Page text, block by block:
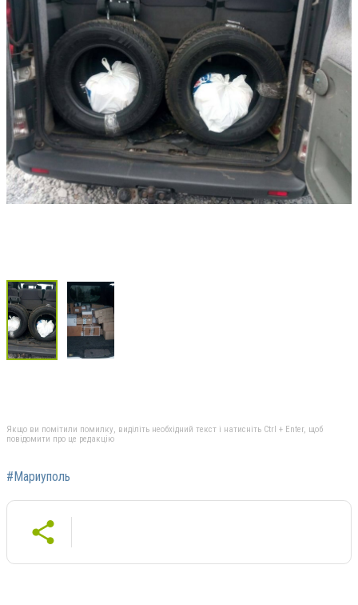
Якщо ви помітили помилку, виділіть необхідний текст і натисніть Ctrl + Enter, щоб
повідомити про це редакцію
#Мариуполь